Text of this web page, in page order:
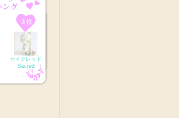
セイクレッド
Sacred